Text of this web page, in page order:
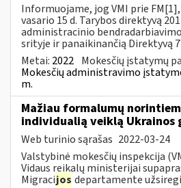
Informuojame, jog VMI prie
vasario 15 d. Tarybos direktyvą
administracinio
srityje ir panaikinančią Direktyvą
Metai: 2022 Mokesčių įstatymų
Mokesčių administravimo
m.
Mažiau formalumų
individualią veiklą Ukrainos
Web turinio sąrašas 2022-03-24
Valstybinė mokesčių inspekcija
Vidaus reikalų ministerijai
Migracijos departamente